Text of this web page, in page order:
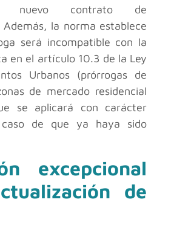
nuevo contrato de
la norma establece
será incompatible con la
en el artículo 10.3 de la Ley
Urbanos (prórrogas de
de mercado residencial
se aplicará con carácter
de que ya haya sido
excepcional
de